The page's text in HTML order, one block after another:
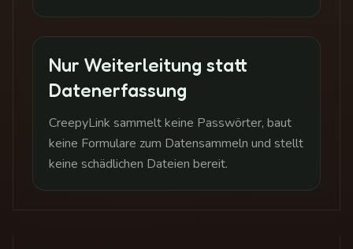
Nur Weiterleitung statt
Datenerfassung
CreepyLink sammelt keine Passwörter, baut
keine Formulare zum Datensammeln und stellt
keine schädlichen Dateien bereit.